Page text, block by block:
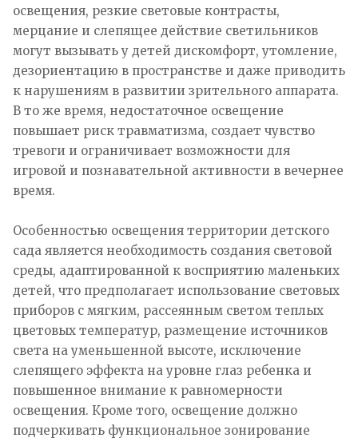
освещения, резкие световые контрасты,
мерцание и слепящее действие светильников
могут вызывать у детей дискомфорт, утомление,
дезориентацию в пространстве и даже приводить
к нарушениям в развитии зрительного аппарата.
В то же время, недостаточное освещение
повышает риск травматизма, создает чувство
тревоги и ограничивает возможности для
игровой и познавательной активности в вечернее
время.
Особенностью освещения территории детского
сада является необходимость создания световой
среды, адаптированной к восприятию маленьких
детей, что предполагает использование световых
приборов с мягким, рассеянным светом теплых
цветовых температур, размещение источников
света на уменьшенной высоте, исключение
слепящего эффекта на уровне глаз ребенка и
повышенное внимание к равномерности
освещения. Кроме того, освещение должно
подчеркивать функциональное зонирование